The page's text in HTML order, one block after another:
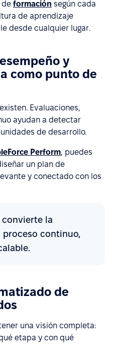
de formación según cada
de aprendizaje
desde cualquier lugar.
y
como punto de
Evaluaciones,
ayudan a detectar
de desarrollo.
Perform, puedes
un plan de
y conectado con los
la
continuo,
de
una visión completa:
etapa y con qué